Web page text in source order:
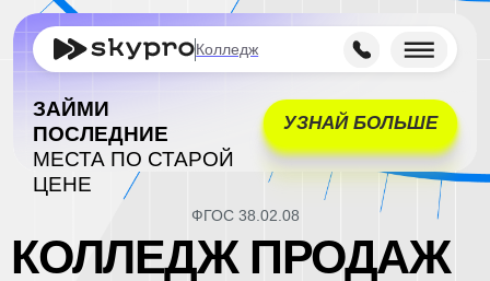
УЗНАЙ БОЛЬШЕ
ПОСЛЕДНИЕ
МЕСТА ПО СТАРОЙ
ЦЕНЕ
Колледж
КОЛЛЕДЖ ПРОДАЖ
В КАЗАНИ